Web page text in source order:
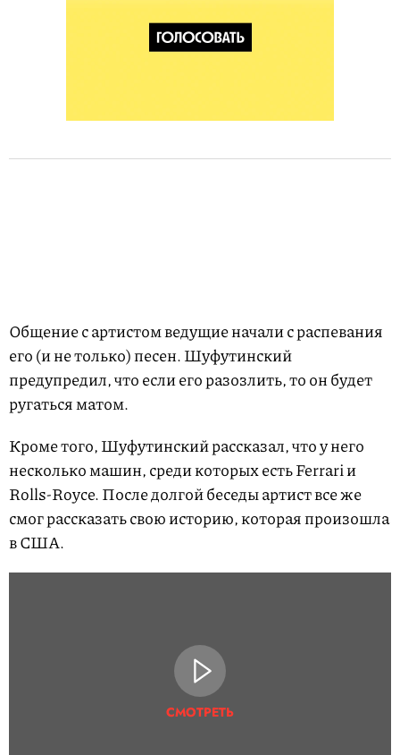
Общение с артистом ведущие начали с распевания
его (и не только) песен. Шуфутинский
предупредил, что если его разозлить, то он будет
ругаться матом.
Кроме того, Шуфутинский рассказал, что у него
несколько машин, среди которых есть Ferrari и
Rolls-Royce. После долгой беседы артист все же
смог рассказать свою историю, которая произошла
в США.
СМОТРЕТЬ